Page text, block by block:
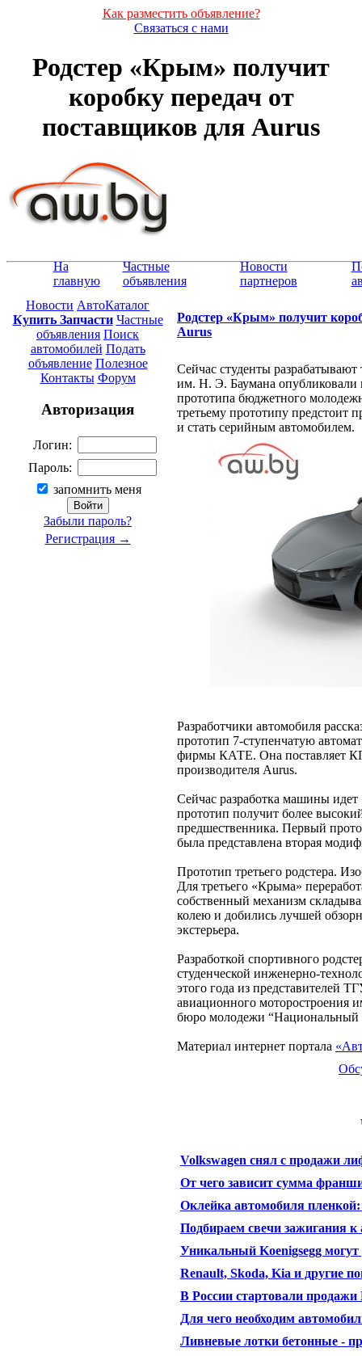
Как разместить объявление?
Связаться с нами
Родстер «Крым» получит
коробку передач от
поставщиков для Aurus
На
главную
Частные
объявления
Новости
партнеров
Новости АвтоКаталог
Купить Запчасти Частные
объявления Поиск
автомобилей Подать
объявление Полезное
Контакты Форум
Авторизация
Логин:
Пароль:
запомнить меня
Забыли пароль?
Регистрация →
Родстер «Крым» получит
Aurus
Сейчас студенты
им. Н. Э. Баумана опубликовали
прототипа бюджетного
третьему прототипу
и стать серийным автомобилем.
Разработчики автомобиля
прототип 7-ступенчатую
фирмы КАТЕ. Она поставляет
производителя Aurus.
Сейчас разработка машины
прототип получит более
предшественника. Первый
была представлена вторая
Прототип третьего родстера.
Для третьего «Крыма»
собственный механизм
колею и добились лучшей
экстерьера.
Разработкой спортивного
студенческой инженерно-
этого года из
авиационного моторостроения
бюро молодежи “Национальный
Материал интернет портала
Volkswagen снял с продажи
От чего зависит сумма
Оклейка автомобиля
Подбираем свечи зажигания
Уникальный Koenigsegg могут
Renault, Skoda, Kia и другие
В России стартовали продажи
Для чего необходим
Ливневые лотки бетонные -